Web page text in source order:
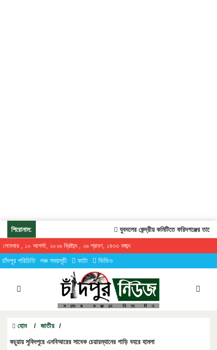
শিরোনাম: যুবদলের কেন্দ্রীয় কমিটিতে ফরিদগঞ্জের তারেকুর
সোমবার , ১০ আগস্ট, ২০২৬ খ্রিষ্টাব্দ , ২৬ শ্রাবণ, ১৪৩৩ বঙ্গাব্দ
চাঁদপুর পরিচিতি লঞ্চ সময়সূচী ফটো ভিডিও
হোম / জাতীয় /
কচুয়ায় সুবিদপুরে এনবিআরের সাবেক চেয়ারম্যানের গাড়ি বহরে হামলা